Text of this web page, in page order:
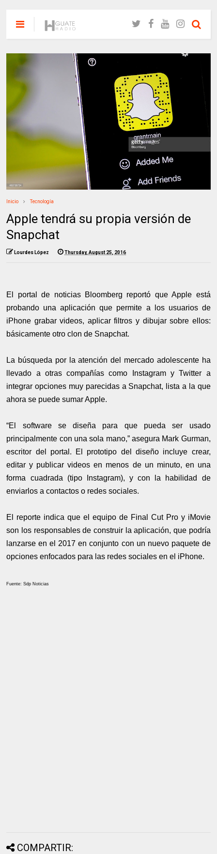
Inicio Tecnología
Apple tendrá su propia versión de
Snapchat
Lourdes López Thursday, August 25, 2016
El portal de noticias Bloomberg reportó que Apple está
probando una aplicación que permite a los usuarios de
iPhone grabar videos, aplicar filtros y dibujar sobre ellos:
básicamente otro clon de Snapchat.
La búsqueda por la atención del mercado adolescente ha
llevado a otras compañías como Instagram y Twitter a
integrar opciones muy parecidas a Snapchat, lista a la que
ahora se puede sumar Apple.
“El software se diseña para que pueda ser usado
principalmente con una sola mano,” asegura Mark Gurman,
escritor del portal. El prototipo del diseño incluye crear,
editar y publicar videos en menos de un minuto, en una
forma cuadrada (tipo Instagram), y con la habilidad de
enviarlos a contactos o redes sociales.
El reporte indica que el equipo de Final Cut Pro y iMovie
son los responsables de construir la aplicación, que podría
lanzarse en el 2017 en conjunto con un nuevo paquete de
opciones enfocados para las redes sociales en el iPhone.
Fuente: Sdp Noticias
COMPARTIR: